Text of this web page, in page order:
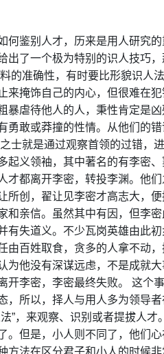
何鉴别人才，历来是用人研究的
出了一个极为特别的识人技巧
的准确性，有时要比形貌识人
来掩饰自己的内心，但很难在犯
暴虐待他人的人，秉性肯定是凶
勇敢或莽撞的性情。从他们的
士就是通过观察首领的过错，
起义领袖，其中著名的有李密
才都离开李密，转投李渊。他
所创，翟让见李密才高志大，
和亲信。虽然其中有因，但李密
有失道义。不少瓦岗英雄由此初
由百姓取食，贪多的人拿不动，
为他没有深谋远虑，不是成就大
开李密，李密最终失败。 这个
，所以，择人与用人多为领导者
”，来观察、识别或者提拔人才
。但是，小人则不同了，他们
方法在区分君子和小人的时候非